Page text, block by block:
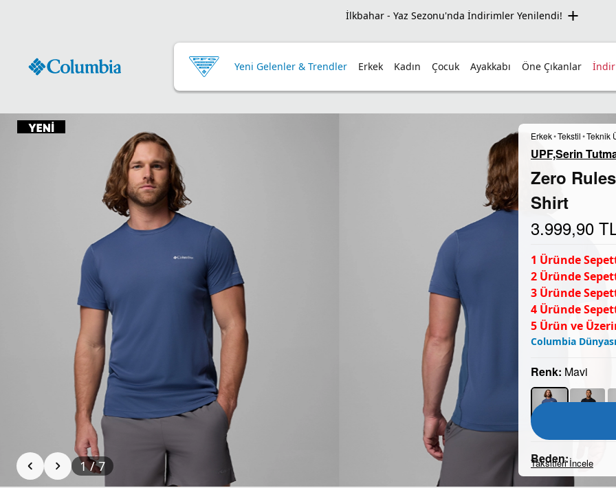
Seçili Ürünlerde Net %50 İndirim Fırsatı!
Yeni Gelenler & Trendler Erkek Kadın Çocuk Ayakkabı Öne Çıkanlar
1 / 7
Erkek•Tekstil•Teknik
UPF,Serin
Zero
Shirt
3.999,90
1 Üründe
2 Üründe
3 Üründe
4 Üründe
5 Ürün ve
Columbia
Renk: Mavi
Beden:
Beden Tablosu
Taksitleri İncele